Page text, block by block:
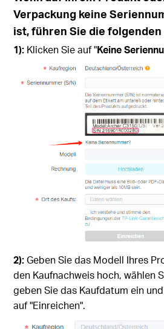
Verpackung keine
ist, führen Sie die
1): Klicken Sie auf "Keine
2):Geben Sie das Modell Ihres
den Kaufnachweis hoch, wählen
geben Sie das Kaufdatum ein
auf"Einreichen".